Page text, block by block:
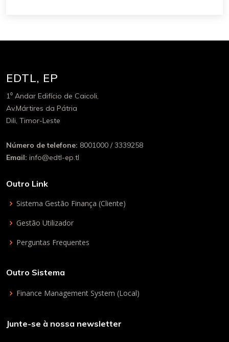
EDTL, EP
1⁰ Andar Edifício de Caicoli,
Av.Mártires da Pátria
Dili, Timor-Leste
Número de telefone: 8001000 / 3339258
Email: info@edtl-ep.tl
Outro Link
Sistema Gestão Finança (Cliente)
Gestão Utilizador
Perguntas Frequentes
Outro Sistema
Finance Management System (Local)
Junte-se à nossa newsletter